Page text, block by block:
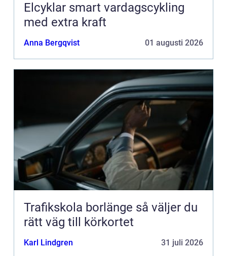
Elcyklar smart vardagscykling
med extra kraft
Anna Bergqvist 01 augusti 2026
Trafikskola borlänge så väljer du
rätt väg till körkortet
Karl Lindgren 31 juli 2026